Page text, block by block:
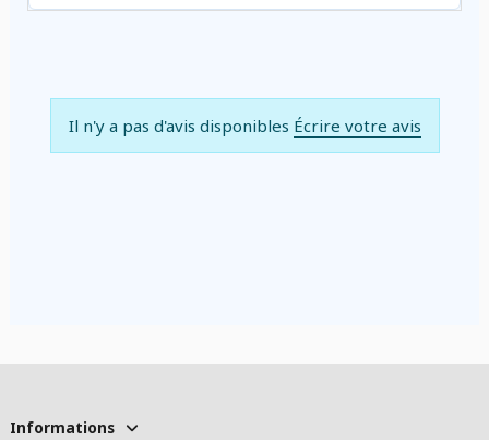
Il n'y a pas d'avis disponibles Écrire votre avis
Informations